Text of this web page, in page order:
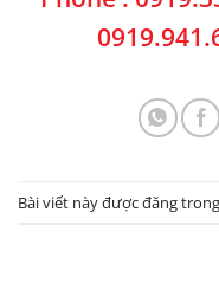
Bài viết này được đăng trong